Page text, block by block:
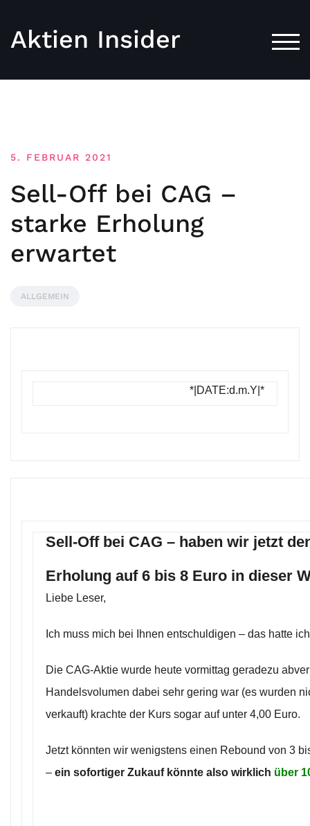
Aktien Insider
5. FEBRUAR 2021
Sell-Off bei CAG –
starke Erholung
erwartet
ALLGEMEIN
*|DATE:d.m.Y|*
Sell-Off bei CAG – haben wir jetzt
Erholung auf 6 bis 8 Euro in dieser
Liebe Leser,
Ich muss mich bei Ihnen entschuldigen – das hatte
Die CAG-Aktie wurde heute vormittag geradezu
Handelsvolumen dabei sehr gering war (es wurden
verkauft) krachte der Kurs sogar auf unter 4,00 Euro.
Jetzt könnten wir wenigstens einen Rebound von 3
– ein sofortiger Zukauf könnte also wirklich über